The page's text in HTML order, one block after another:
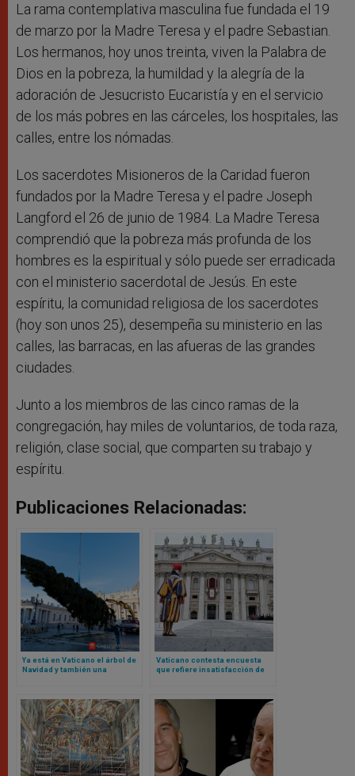
La rama contemplativa masculina fue fundada el 19
de marzo por la Madre Teresa y el padre Sebastian.
Los hermanos, hoy unos treinta, viven la Palabra de
Dios en la pobreza, la humildad y la alegría de la
adoración de Jesucristo Eucaristía y en el servicio
de los más pobres en las cárceles, los hospitales, las
calles, entre los nómadas.
Los sacerdotes Misioneros de la Caridad fueron
fundados por la Madre Teresa y el padre Joseph
Langford el 26 de junio de 1984. La Madre Teresa
comprendió que la pobreza más profunda de los
hombres es la espiritual y sólo puede ser erradicada
con el ministerio sacerdotal de Jesús. En este
espíritu, la comunidad religiosa de los sacerdotes
(hoy son unos 25), desempeña su ministerio en las
calles, las barracas, en las afueras de las grandes
ciudades.
Junto a los miembros de las cinco ramas de la
congregación, hay miles de voluntarios, de toda raza,
religión, clase social, que comparten su trabajo y
espíritu.
Publicaciones Relacionadas:
Ya está en Vaticano el árbol de
Navidad y también una
Vaticano contesta encuesta
que refiere insatisfacción de